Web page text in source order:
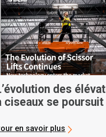
des
ciseaux se poursuit
en savoir plus